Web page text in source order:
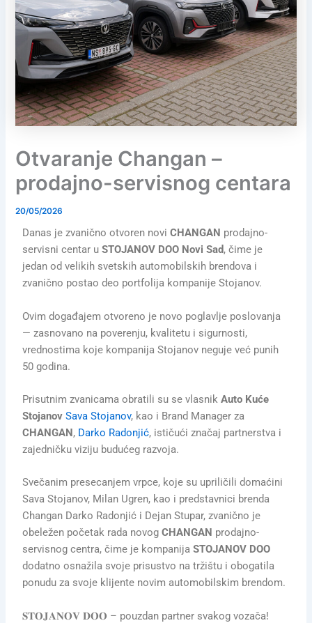
Otvaranje Changan –
prodajno-servisnog centara
20/05/2026
Danas je zvanično otvoren noviCHANGAN prodajno-
servisni centar uSTOJANOV DOO Novi Sad, čime je
jedan od velikih svetskih automobilskih brendova i
zvanično postao deo portfolija kompanije Stojanov.
Ovim događajem otvoreno je novo poglavlje poslovanja
— zasnovano na poverenju, kvalitetu i sigurnosti,
vrednostima koje kompanija Stojanov neguje već punih
50 godina.
Prisutnim zvanicama obratili su se vlasnikAuto Kuće
Stojanov Sava Stojanov, kao i Brand Manager za
CHANGAN, Darko Radonjić, ističući značaj partnerstva i
zajedničku viziju budućeg razvoja.
Svečanim presecanjem vrpce, koje su upriličili domaćini
Sava Stojanov, Milan Ugren, kao i predstavnici brenda
Changan Darko Radonjić i Dejan Stupar, zvanično je
obeležen početak rada novogCHANGAN prodajno-
servisnog centra, čime je kompanijaSTOJANOV DOO
dodatno osnažila svoje prisustvo na tržištu i obogatila
ponudu za svoje klijente novim automobilskim brendom.
𝐒𝐓𝐎𝐉𝐀𝐍𝐎𝐕 𝐃𝐎𝐎 – pouzdan partner svakog vozača!